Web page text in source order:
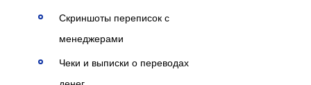
Скриншоты переписок с
менеджерами
Чеки и выписки о переводах